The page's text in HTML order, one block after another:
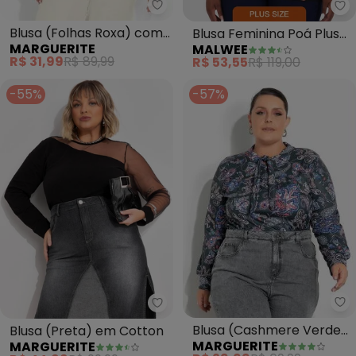
Marguerite - Blusa (Folhas
Blusa (Folhas Roxa) com
Costas Vazadas Plus Size
MARGUERITE
R$ 31,99R$ 89,99
Blusa Feminina Poá Plus
(Preto)
MALWEE
R$ 53,55R$ 119,00
-55%
Marguerite - Blusa (Preta) em
Blusa (Preta) em Cotton
MARGUERITE
-57%
Blusa (Cashmere Verde)
com Gola Laço Plus Size
MARGUERITE